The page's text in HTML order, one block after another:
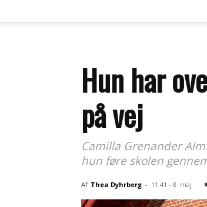
Hun har
på vej
Camilla Grenander
hun føre skolen
Af Thea Dyhrberg - 11:41 - 8. maj